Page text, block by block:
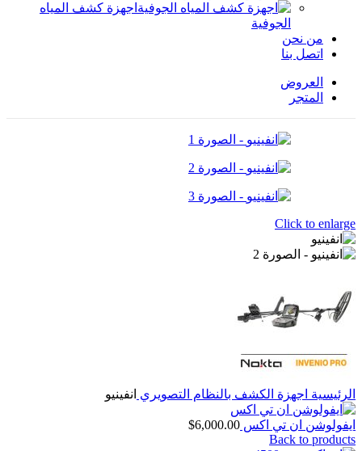
اجهزة كشف المياه
الجوفية
من نحن
اتصل بنا
العروض
المتجر
Click to enlarge
الرئيسية اجهزة الكشف بالنظام التصويري انفينيو
ايفولوشن ان تي اكس $6,000.00
Back to products